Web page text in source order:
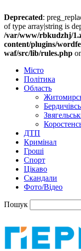
Deprecated:
of type array|string is
/var/www/rbkudzhj/
content/plugins/
waf/src/lib/rules.php
Місто
Політика
Область
ДТП
Кримінал
Гроші
Спорт
Цікаво
Скандали
Фото/Відео
Пошук